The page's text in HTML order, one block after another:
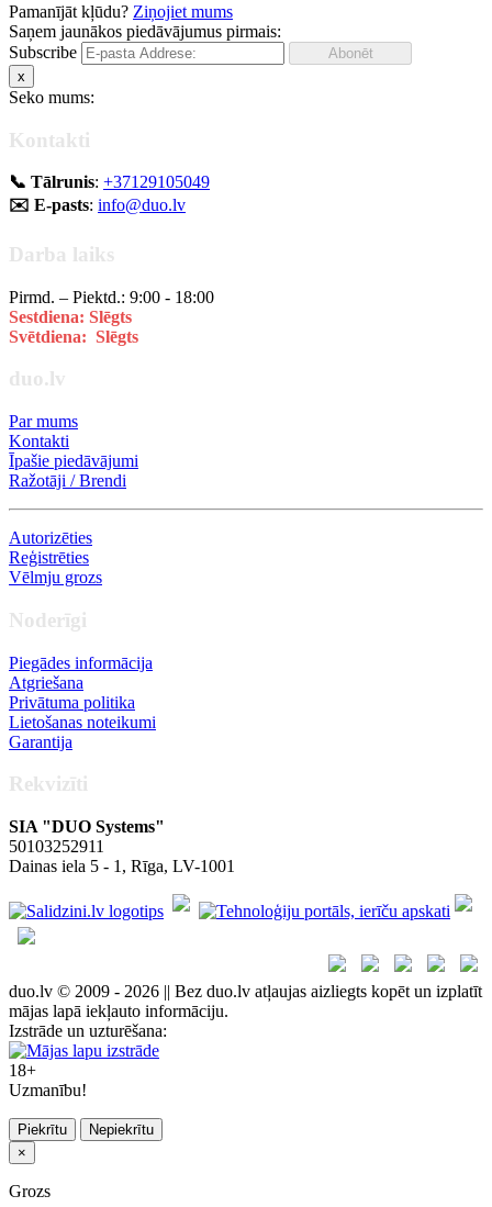
Pamanījāt kļūdu? Ziņojiet mums
Saņem jaunākos piedāvājumus pirmais:
Subscribe
x
Seko mums:
Kontakti
📞 Tālrunis: +37129105049
✉️ E-pasts: info@duo.lv
Darba laiks
Pirmd. – Piektd.: 9:00 - 18:00
Sestdiena: Slēgts
Svētdiena: Slēgts
duo.lv
Par mums
Kontakti
Īpašie piedāvājumi
Ražotāji / Brendi
Autorizēties
Reģistrēties
Vēlmju grozs
Noderīgi
Piegādes informācija
Atgriešana
Privātuma politika
Lietošanas noteikumi
Garantija
Rekvizīti
SIA "DUO Systems"
50103252911
Dainas iela 5 - 1, Rīga, LV-1001
duo.lv © 2009 - 2026 || Bez duo.lv atļaujas aizliegts kopēt un izplatīt
mājas lapā iekļauto informāciju.
Izstrāde un uzturēšana:
18+
Uzmanību!
Piekrītu
Nepiekrītu
×
Grozs